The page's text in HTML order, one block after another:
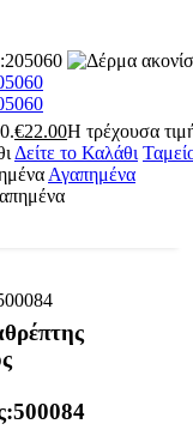
€22.00Η τρέχουσα
Δείτε το Καλάθι
Αγαπημένα